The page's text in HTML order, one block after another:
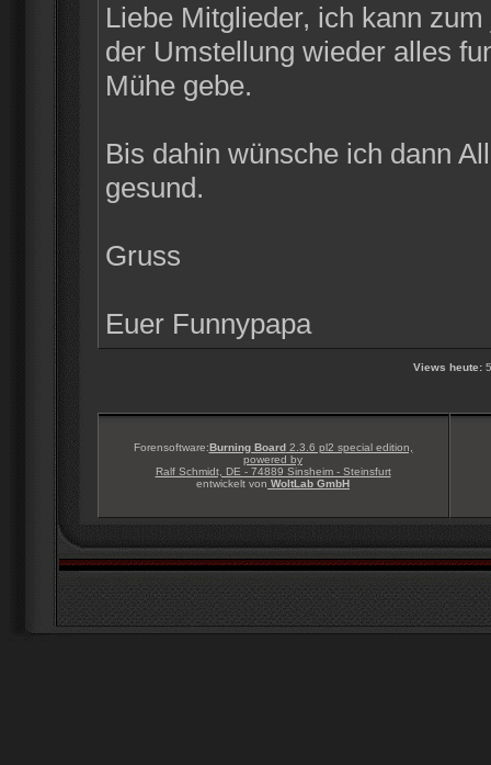
Liebe Mitglieder, ich kann
der Umstellung wieder alles
Mühe gebe.
Bis dahin wünsche ich dann
gesund.
Gruss
Euer Funnypapa
Views heute:
Forensoftware:Burning Board2.3.6 pl2 special edition,
powered by
Ralf Schmidt, DE - 74889 Sinsheim - Steinsfurt
entwickelt von WoltLab GmbH